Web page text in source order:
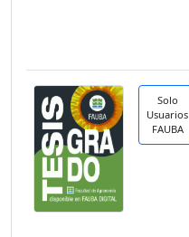
Solo
Usuarios
FAUBA